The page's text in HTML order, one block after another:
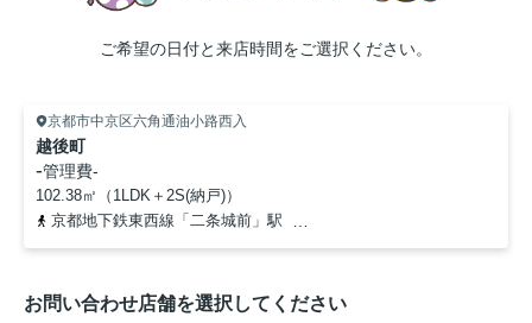
ご希望の日付と来店時間をご選択ください。
京都市中京区六角通油小路西入
越後町
-管理費-
102.38㎡（1LDK＋2S(納戸)）
京都地下鉄東西線「二条城前」駅
お問い合わせ店舗を選択してください